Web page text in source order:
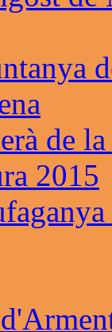
de la
2015